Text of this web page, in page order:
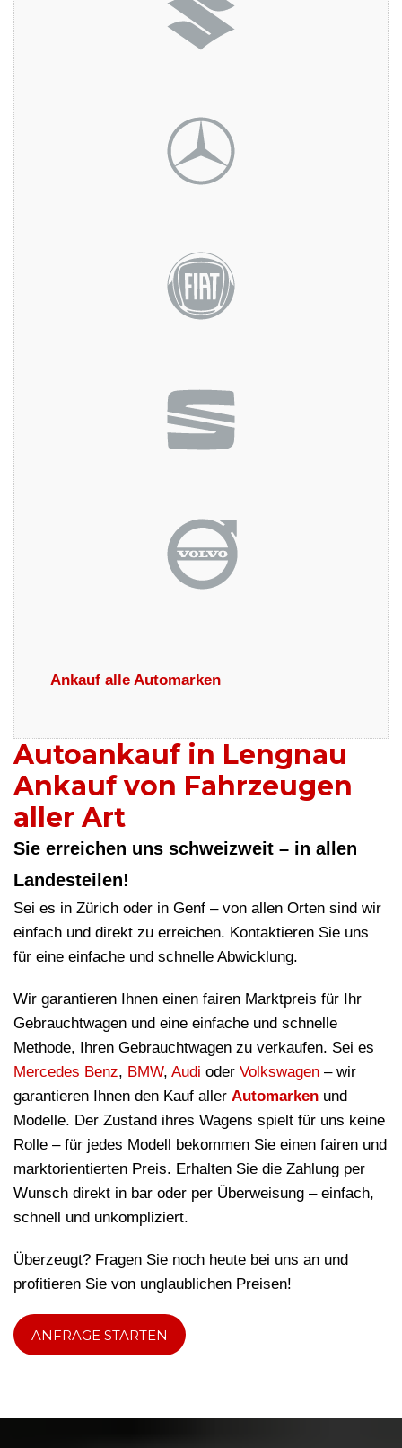
Ankauf alle Automarken
Autoankauf in Lengnau
Ankauf von Fahrzeugen
aller Art
Sie erreichen uns schweizweit – in allen
Landesteilen!
Sei es in Zürich oder in Genf – von allen Orten sind wir
einfach und direkt zu erreichen. Kontaktieren Sie uns
für eine einfache und schnelle Abwicklung.
Wir garantieren Ihnen einen fairen Marktpreis für Ihr
Gebrauchtwagen und eine einfache und schnelle
Methode, Ihren Gebrauchtwagen zu verkaufen. Sei es
Mercedes Benz, BMW, Audi oder Volkswagen – wir
garantieren Ihnen den Kauf aller Automarken und
Modelle. Der Zustand ihres Wagens spielt für uns keine
Rolle – für jedes Modell bekommen Sie einen fairen und
marktorientierten Preis. Erhalten Sie die Zahlung per
Wunsch direkt in bar oder per Überweisung – einfach,
schnell und unkompliziert.
Überzeugt? Fragen Sie noch heute bei uns an und
profitieren Sie von unglaublichen Preisen!
ANFRAGE STARTEN